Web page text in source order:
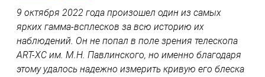
9 октября 2022 года произошел один из самых
ярких гамма-всплесков за всю историю их
наблюдений. Он не попал в поле зрения телескопа
ART-XC им. М.Н. Павлинского, но именно благодаря
этому удалось надежно измерить кривую его блеска